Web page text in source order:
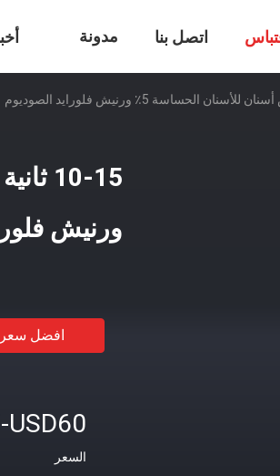
مدونة اتصل بنا
ورنيش
افضل سعر
USD60
السعر